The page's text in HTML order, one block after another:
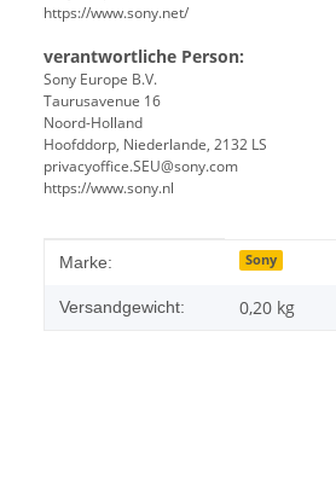
https://www.sony.net/
verantwortliche Person:
Sony Europe B.V.
Taurusavenue 16
Noord-Holland
Hoofddorp, Niederlande, 2132 LS
privacyoffice.SEU@sony.com
https://www.sony.nl
Produkteigenschaft
Wert
Marke: Sony
Versandgewicht: 0,20 kg